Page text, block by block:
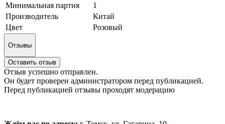
Минимальная партия
1
Производитель
Китай
Цвет
Розовый
Отзывы
Оставить отзыв
Отзыв успешно отправлен.
Он будет проверен администратором перед публикацией.
Перед публикацией отзывы проходят модерацию